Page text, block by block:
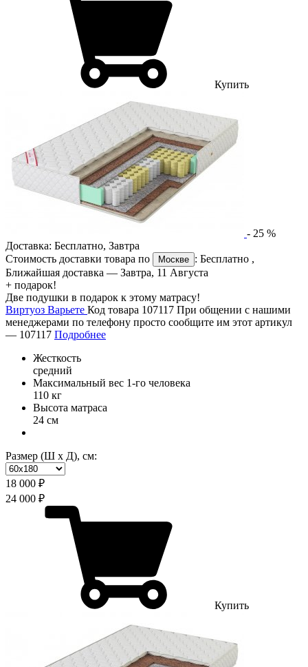
Купить
- 25 %
Доставка: Бесплатно, Завтра
Стоимость доставки товара по
Москве : Бесплатно ,
Ближайшая доставка — Завтра, 11 Августа
+ подарок!
Две подушки в подарок к этому матрасу!
Виртуоз Варьете Код товара 107117 При общении с нашими
менеджерами по телефону просто сообщите им этот артикул
— 107117 Подробнее
Жесткость
средний
Максимальный вес 1-го человека
110 кг
Высота матраса
24 см
Размер (Ш х Д), см:
18 000 ₽
24 000 ₽
Купить